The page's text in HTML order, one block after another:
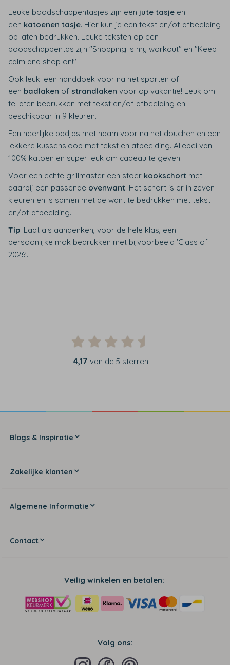
Leuke boodschappentasjes zijn een jute tasje en
een katoenen tasje. Hier kun je een tekst en/of afbeelding
op laten bedrukken. Leuke teksten op een
boodschappentas zijn "Shopping is my workout" en "Keep
calm and shop on!"
Ook leuk: een handdoek voor na het sporten of
een badlaken of strandlaken voor op vakantie! Leuk om
te laten bedrukken met tekst en/of afbeelding en
beschikbaar in 9 kleuren.
Een heerlijke badjas met naam voor na het douchen en een
lekkere kussensloop met tekst en afbeelding. Allebei van
100% katoen en super leuk om cadeau te geven!
Voor een echte grillmaster een stoer kookschort met
daarbij een passende ovenwant. Het schort is er in zeven
kleuren en is samen met de want te bedrukken met tekst
en/of afbeelding.
Tip: Laat als aandenken, voor de hele klas, een
persoonlijke mok bedrukken met bijvoorbeeld 'Class of
2026'.
4,17 van de 5 sterren
Blogs & Inspiratie
Zakelijke klanten
Algemene Informatie
Contact
Veilig winkelen en betalen:
Volg ons: